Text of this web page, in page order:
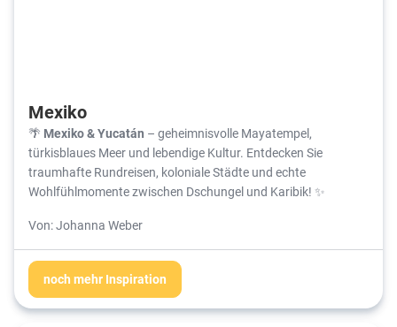
Mexiko
🌴 Mexiko & Yucatán – geheimnisvolle Mayatempel,
türkisblaues Meer und lebendige Kultur. Entdecken Sie
traumhafte Rundreisen, koloniale Städte und echte
Wohlfühlmomente zwischen Dschungel und Karibik! ✨
Von: Johanna Weber
noch mehr Inspiration